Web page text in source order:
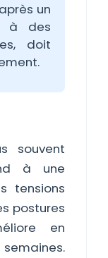
un
à des
doit
souvent
à une
tensions
postures
en